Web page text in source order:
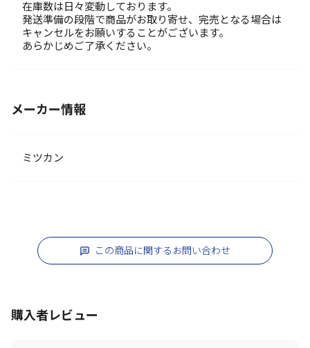
在庫数は日々変動しております。
発送準備の段階で商品がお取り寄せ、完売となる場合は
キャンセルをお願いすることがございます。
あらかじめご了承ください。
メーカー情報
ミツカン
この商品に関するお問い合わせ
購入者レビュー